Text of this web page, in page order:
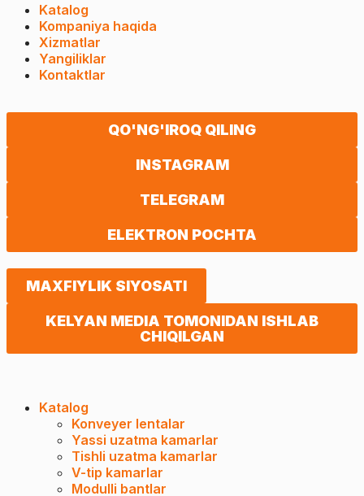
Katalog
Kompaniya haqida
Xizmatlar
Yangiliklar
Kontaktlar
QO'NG'IROQ QILING
INSTAGRAM
TELEGRAM
ELEKTRON POCHTA
MAXFIYLIK SIYOSATI
KELYAN MEDIA TOMONIDAN ISHLAB
CHIQILGAN
Katalog
Konveyer lentalar
Yassi uzatma kamarlar
Tishli uzatma kamarlar
V-tip kamarlar
Modulli bantlar